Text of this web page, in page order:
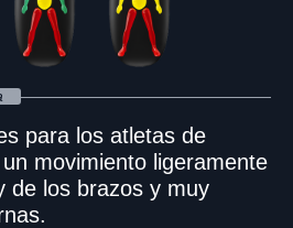
para los atletas de
movimiento ligeramente
de los brazos y muy